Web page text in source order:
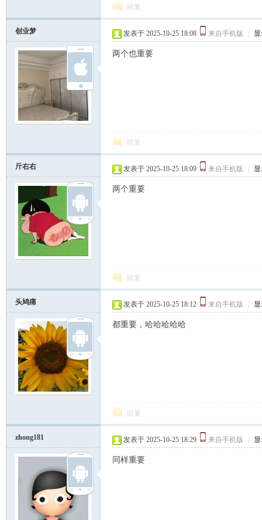
回复
创业梦 发表于 2025-10-25 18:08 来自手机版
两个也重要
回复
斤右右 发表于 2025-10-25 18:09 来自手机版
两个重要
回复
头鸠痛 发表于 2025-10-25 18:12 来自手机版
都重要，哈哈哈哈哈
回复
zhong181 发表于 2025-10-25 18:29 来自手机版
同样重要